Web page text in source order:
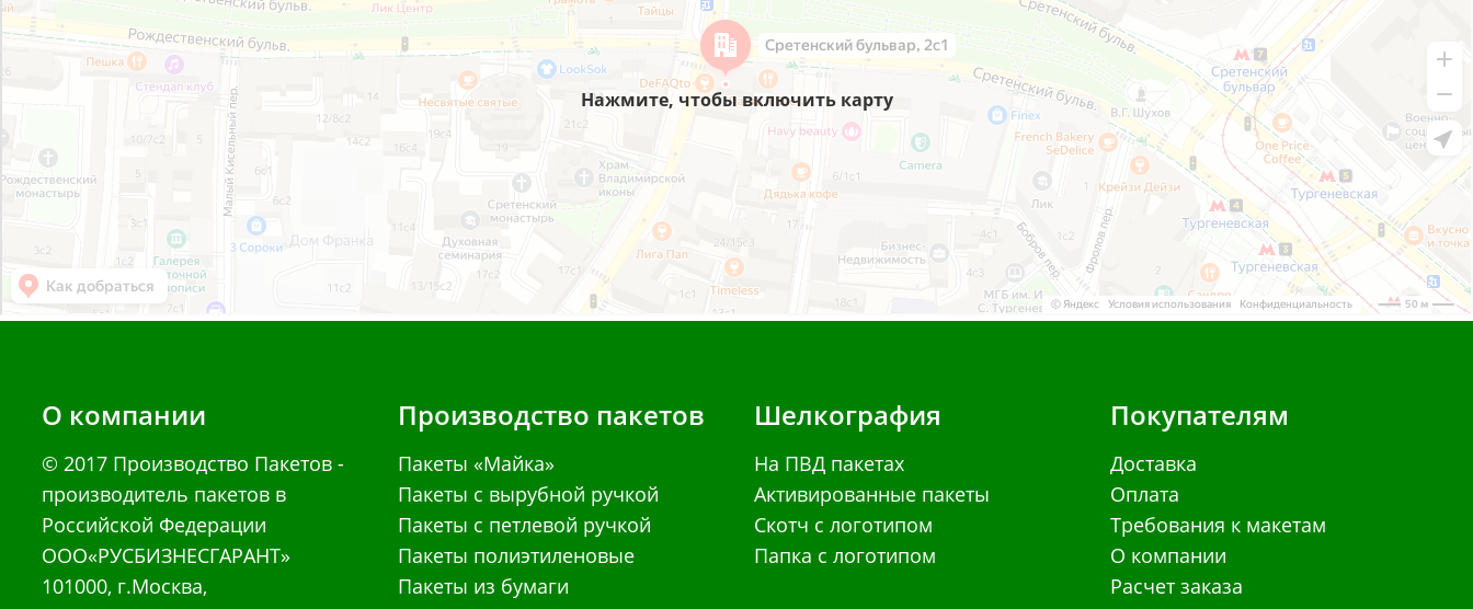
Нажмите, чтобы включить карту
О компании
© 2017 Производство Пакетов -
производитель пакетов в
Российской Федерации
ООО«РУСБИЗНЕСГАРАНТ»
101000, г.Москва,
Производство пакетов
Пакеты «Майка»
Пакеты с вырубной ручкой
Пакеты с петлевой ручкой
Пакеты полиэтиленовые
Пакеты из бумаги
Шелкография
На ПВД пакетах
Активированные пакеты
Скотч с логотипом
Папка с логотипом
Покупателям
Доставка
Оплата
Требования к макетам
О компании
Расчет заказа